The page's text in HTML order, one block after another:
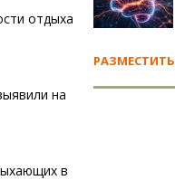
отдыха
на
в